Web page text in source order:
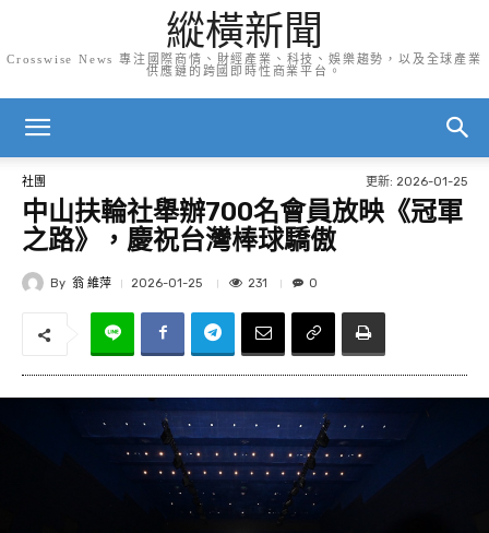
縱橫新聞
Crosswise News 專注國際商情、財經產業、科技、娛樂趨勢，以及全球產業
供應鏈的跨國即時性商業平台。
社團 更新: 2026-01-25
中山扶輪社舉辦700名會員放映《冠軍
之路》，慶祝台灣棒球驕傲
By 翁 維萍 2026-01-25 231 0